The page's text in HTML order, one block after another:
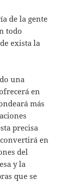
de la gente
todo
exista la
una
en
más
precisa
en
del
y la
que se